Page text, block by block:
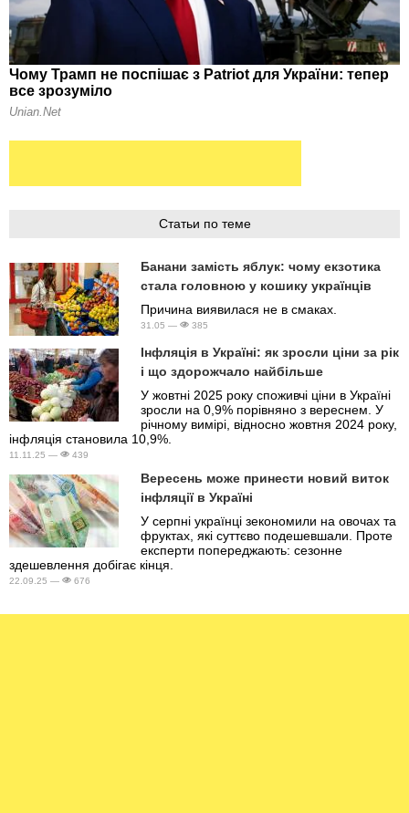
Статьи по теме
Банани замість яблук: чому екзотика
стала головною у кошику українців
Причина виявилася не в смаках.
31.05 — 385
Інфляція в Україні: як зросли ціни за рік
і що здорожчало найбільше
У жовтні 2025 року споживчі ціни в Україні
зросли на 0,9% порівняно з вереснем. У
річному вимірі, відносно жовтня 2024 року,
інфляція становила 10,9%.
11.11.25 — 439
Вересень може принести новий виток
інфляції в Україні
У серпні українці зекономили на овочах та
фруктах, які суттєво подешевшали. Проте
експерти попереджають: сезонне
здешевлення добігає кінця.
22.09.25 — 676